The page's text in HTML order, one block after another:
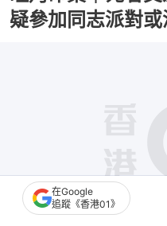
疑參加同志派對
在Google
追蹤《香港01》